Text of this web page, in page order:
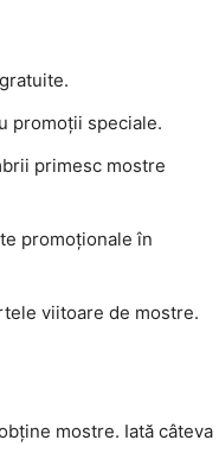
promoții speciale.
primesc mostre
promoționale în
viitoare de mostre.
mostre. Iată câteva